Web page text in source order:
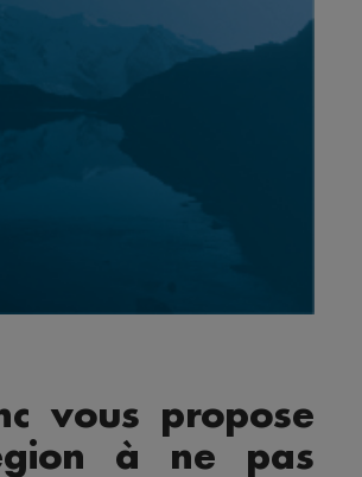
vous propose
à ne pas